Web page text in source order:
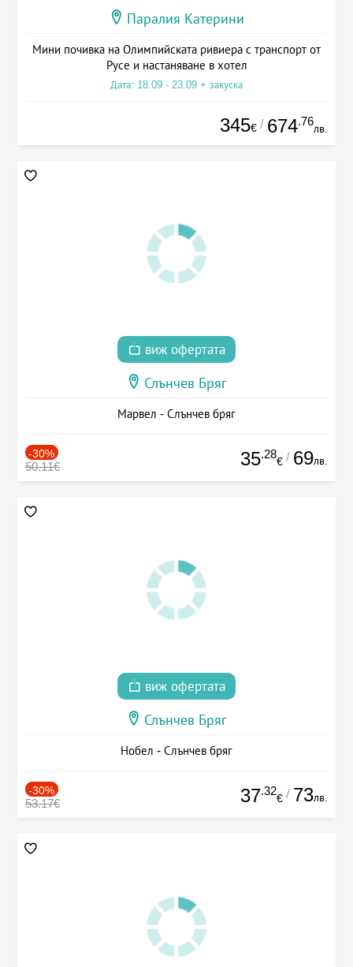
Паралия Катерини
Мини почивка на Олимпийската ривиера с транспорт от
Русе и настаняване в хотел
Дата: 18.09 - 23.09 + закуска
345€ / 674.76
лв.
виж офертата
Слънчев Бряг
Марвел - Слънчев бряг
-30%
50.11€ 35.28
€ / 69лв.
виж офертата
Слънчев Бряг
Нобел - Слънчев бряг
-30%
53.17€ 37.32
€ / 73лв.